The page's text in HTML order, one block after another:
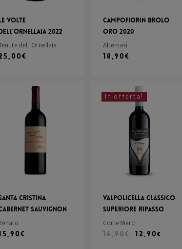
Volte
2022
dell'Ornellaia
€
Campofiorin Brolo
Oro 2020
Altemasi
18,90€
Cristina
Sauvignon
€
In offerta!
Valpolicella Classico
Superiore Ripasso
Corte Merci
16,90€ 12,90€